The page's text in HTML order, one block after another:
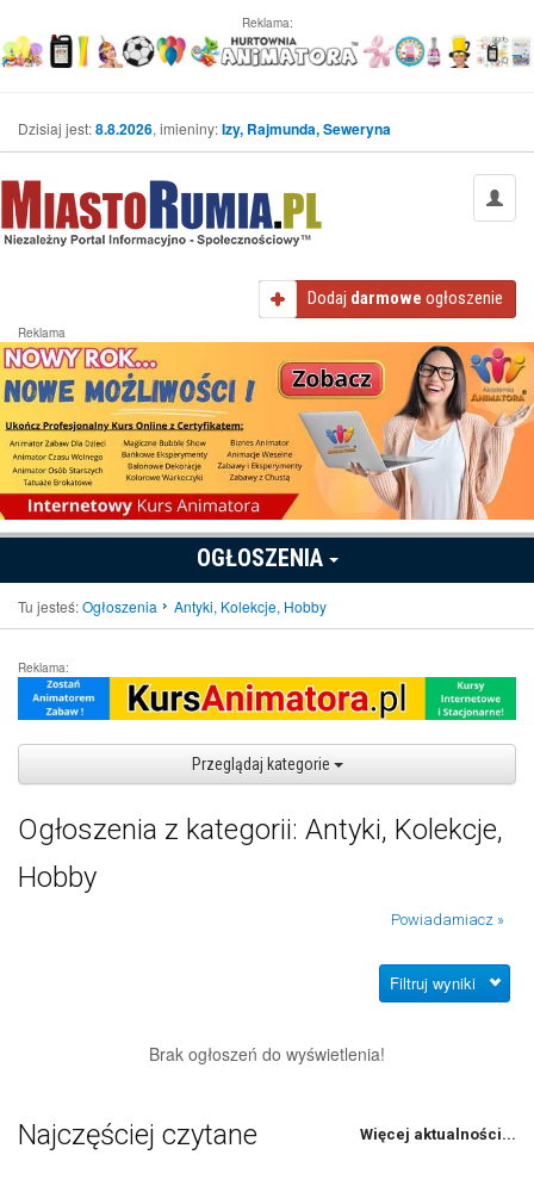
Reklama:
Dzisiaj jest:8.8.2026, imieniny:Izy, Rajmunda, Seweryna
Dodaj darmowe ogłoszenie
Reklama
OGŁOSZENIA
Tu jesteś:Ogłoszenia Antyki, Kolekcje, Hobby
Reklama:
Przeglądaj kategorie
Ogłoszenia z kategorii: Antyki, Kolekcje,
Hobby
Powiadamiacz »
Filtruj wyniki
Brak ogłoszeń do wyświetlenia!
Najczęściej czytane Więcej aktualności...